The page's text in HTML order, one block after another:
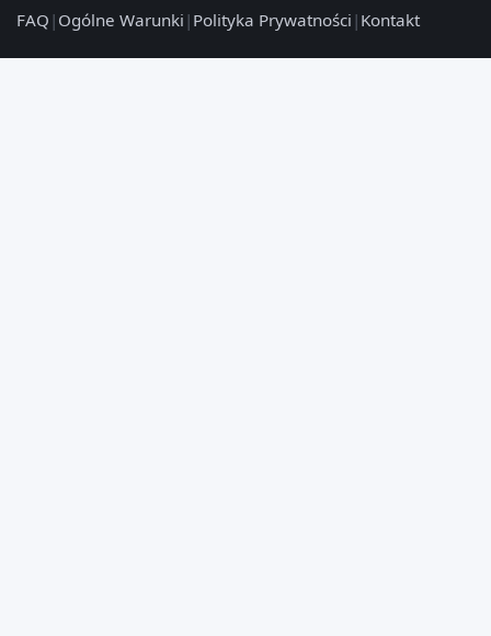
FAQ | Ogólne Warunki | Polityka Prywatności | Kontakt